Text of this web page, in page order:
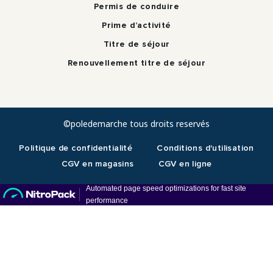
Permis de conduire
Prime d’activité
Titre de séjour
Renouvellement titre de séjour
©poledemarche tous droits reservés
Politique de confidentialité
Conditions d'utilisation
CGV en magasins
CGV en ligne